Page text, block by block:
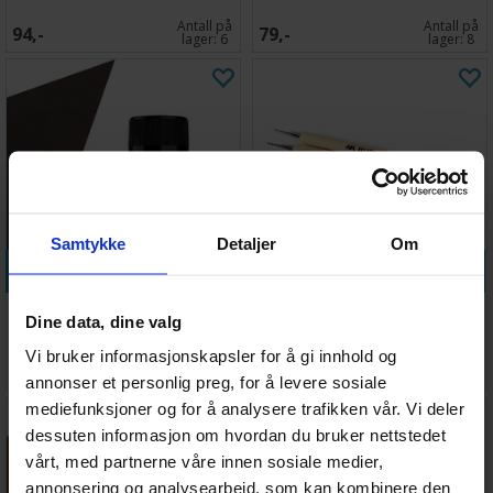
Samtykke Detaljer Om
Dine data, dine valg
Vi bruker informasjonskapsler for å gi innhold og
annonser et personlig preg, for å levere sosiale
mediefunksjoner og for å analysere trafikken vår. Vi deler
dessuten informasjon om hvordan du bruker nettstedet
vårt, med partnerne våre innen sosiale medier,
annonsering og analysearbeid, som kan kombinere den
94,- Antall på
lager:6 79,- Antall på
lager:8
Legg i handlekurven
Texture - 40ml
Antall på
lager:3 99,-